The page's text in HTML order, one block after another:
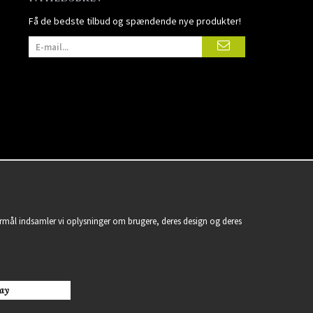
Få de bedste tilbud og spændende nye produkter!
indsamler vi oplysninger om brugere, deres design og deres